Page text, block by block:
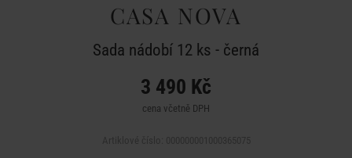
CASA NOVA
Sada nádobí 12 ks - černá
3 490 Kč
cena včetně DPH